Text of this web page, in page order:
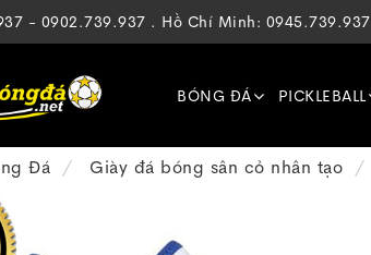
- 0902.739.937 . Hồ Chí Minh: 0945.739.937
BÓNG ĐÁ PICKLEBALL
Đá Giày đá bóng sân cỏ nhân tạo